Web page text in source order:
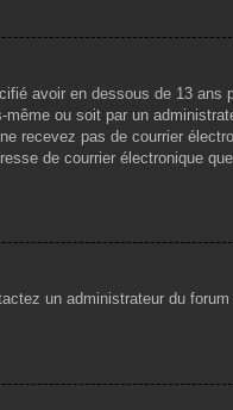
avoir en dessous de 13 ans
ou soit par un
recevez pas de courrier
de courrier électronique
un administrateur du